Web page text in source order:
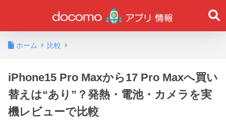
ホーム 比較
iPhone15 Pro Maxから17 Pro Maxへ買い
替えは“あり”？発熱・電池・カメラを実
機レビューで比較